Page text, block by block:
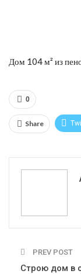
Дом 104 м² из
0
Share
PREV POST
Строю дом в